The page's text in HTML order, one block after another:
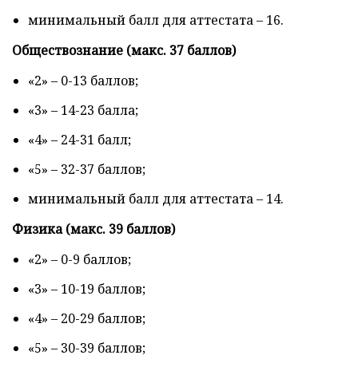
минимальный балл для аттестата – 16.
Обществознание (макс. 37 баллов)
«2» – 0-13 баллов;
«3» – 14-23 балла;
«4» – 24-31 балл;
«5» – 32-37 баллов;
минимальный балл для аттестата – 14.
Физика (макс. 39 баллов)
«2» – 0-9 баллов;
«3» – 10-19 баллов;
«4» – 20-29 баллов;
«5» – 30-39 баллов;